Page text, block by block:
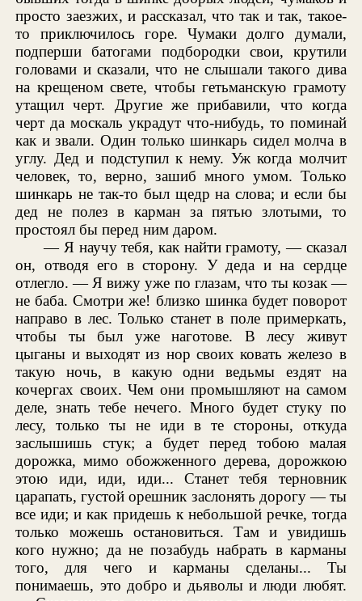
просто заезжих, и рассказал, что так и так, такое-
то приключилось горе. Чумаки долго думали,
подперши батогами подбородки свои, крутили
головами и сказали, что не слышали такого дива
на крещеном свете, чтобы гетьманскую грамоту
утащил черт. Другие же прибавили, что когда
черт да москаль украдут что-нибудь, то поминай
как и звали. Один только шинкарь сидел молча в
углу. Дед и подступил к нему. Уж когда молчит
человек, то, верно, зашиб много умом. Только
шинкарь не так-то был щедр на слова; и если бы
дед не полез в карман за пятью злотыми, то
простоял бы перед ним даром.
— Я научу тебя, как найти грамоту, — сказал
он, отводя его в сторону. У деда и на сердце
отлегло. — Я вижу уже по глазам, что ты козак —
не баба. Смотри же! близко шинка будет поворот
направо в лес. Только станет в поле примеркать,
чтобы ты был уже наготове. В лесу живут
цыганы и выходят из нор своих ковать железо в
такую ночь, в какую одни ведьмы ездят на
кочергах своих. Чем они промышляют на самом
деле, знать тебе нечего. Много будет стуку по
лесу, только ты не иди в те стороны, откуда
заслышишь стук; а будет перед тобою малая
дорожка, мимо обожженного дерева, дорожкою
этою иди, иди, иди... Станет тебя терновник
царапать, густой орешник заслонять дорогу — ты
все иди; и как придешь к небольшой речке, тогда
только можешь остановиться. Там и увидишь
кого нужно; да не позабудь набрать в карманы
того, для чего и карманы сделаны... Ты
понимаешь, это добро и дьяволы и люди любят.